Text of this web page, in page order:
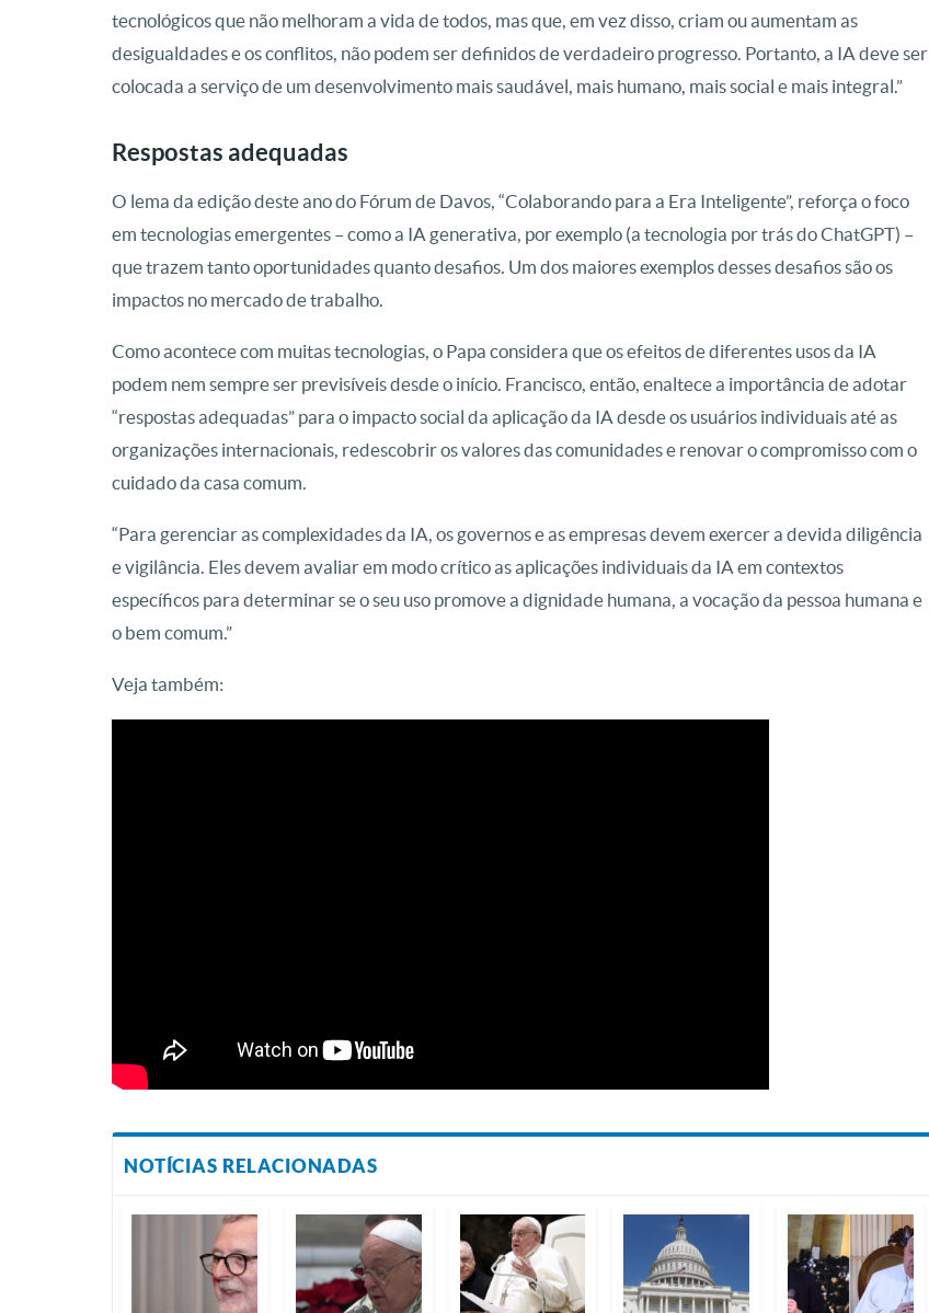
tecnológicos que não melhoram a vida de todos, mas que, em vez disso, criam ou aumentam as
desigualdades e os conflitos, não podem ser definidos de verdadeiro progresso. Portanto, a IA deve ser
colocada a serviço de um desenvolvimento mais saudável, mais humano, mais social e mais integral.”
Respostas adequadas
O lema da edição deste ano do Fórum de Davos, “Colaborando para a Era Inteligente”, reforça o foco
em tecnologias emergentes – como a IA generativa, por exemplo (a tecnologia por trás do ChatGPT) –
que trazem tanto oportunidades quanto desafios. Um dos maiores exemplos desses desafios são os
impactos no mercado de trabalho.
Como acontece com muitas tecnologias, o Papa considera que os efeitos de diferentes usos da IA
podem nem sempre ser previsíveis desde o início. Francisco, então, enaltece a importância de adotar
“respostas adequadas” para o impacto social da aplicação da IA desde os usuários individuais até as
organizações internacionais, redescobrir os valores das comunidades e renovar o compromisso com o
cuidado da casa comum.
“Para gerenciar as complexidades da IA, os governos e as empresas devem exercer a devida diligência
e vigilância. Eles devem avaliar em modo crítico as aplicações individuais da IA em contextos
específicos para determinar se o seu uso promove a dignidade humana, a vocação da pessoa humana e
o bem comum.”
Veja também:
NOTÍCIAS RELACIONADAS